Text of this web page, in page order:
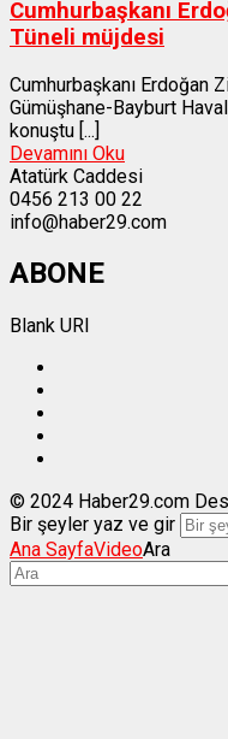
Cumhurbaşkanı
Tüneli müjdesi
Cumhurbaşkanı Erdoğan
Gümüşhane-Bayburt
konuştu [...]
Devamını Oku
Atatürk Caddesi
0456 213 00 22
info@haber29.com
ABONE
Blank URI
© 2024 Haber29.com
Bir şeyler yaz ve gir
Ana SayfaVideoAra